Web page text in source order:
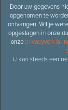
Door uw gegevens
opgenomen te
ontvangen. Wil je
opgeslagen in onze
onze
U kan steeds een